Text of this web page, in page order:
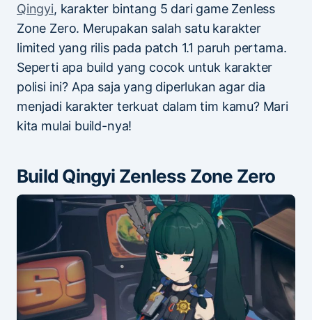
Qingyi, karakter bintang 5 dari game Zenless
Zone Zero. Merupakan salah satu karakter
limited yang rilis pada patch 1.1 paruh pertama.
Seperti apa build yang cocok untuk karakter
polisi ini? Apa saja yang diperlukan agar dia
menjadi karakter terkuat dalam tim kamu? Mari
kita mulai build-nya!
Build Qingyi Zenless Zone Zero